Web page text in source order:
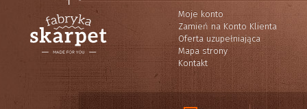
Moje konto
Zamień na Konto Klienta
Oferta uzupełniająca
Mapa strony
Kontakt